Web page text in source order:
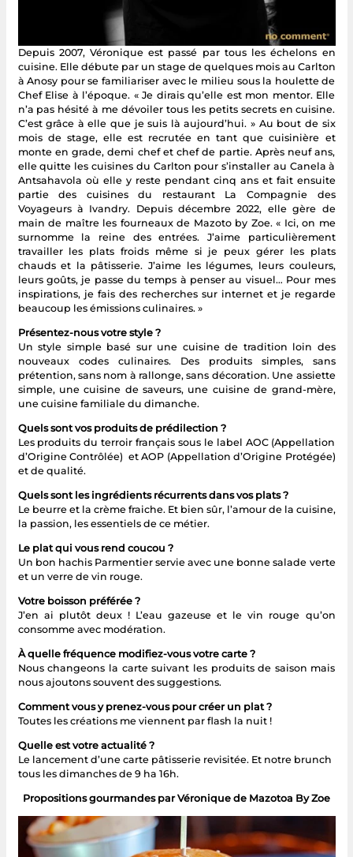
Depuis 2007, Véronique est passé par tous les échelons en
cuisine. Elle débute par un stage de quelques mois au Carlton
à Anosy pour se familiariser avec le milieu sous la houlette de
Chef Elise à l’époque. « Je dirais qu’elle est mon mentor. Elle
n’a pas hésité à me dévoiler tous les petits secrets en cuisine.
C’est grâce à elle que je suis là aujourd’hui. » Au bout de six
mois de stage, elle est recrutée en tant que cuisinière et
monte en grade, demi chef et chef de partie. Après neuf ans,
elle quitte les cuisines du Carlton pour s’installer au Canela à
Antsahavola où elle y reste pendant cinq ans et fait ensuite
partie des cuisines du restaurant La Compagnie des
Voyageurs à Ivandry. Depuis décembre 2022, elle gère de
main de maître les fourneaux de Mazoto by Zoe. « Ici, on me
surnomme la reine des entrées. J’aime particulièrement
travailler les plats froids même si je peux gérer les plats
chauds et la pâtisserie. J’aime les légumes, leurs couleurs,
leurs goûts, je passe du temps à penser au visuel… Pour mes
inspirations, je fais des recherches sur internet et je regarde
beaucoup les émissions culinaires. »
Présentez-nous votre style ?
Un style simple basé sur une cuisine de tradition loin des
nouveaux codes culinaires. Des produits simples, sans
prétention, sans nom à rallonge, sans décoration. Une assiette
simple, une cuisine de saveurs, une cuisine de grand-mère,
une cuisine familiale du dimanche.
Quels sont vos produits de prédilection ?
Les produits du terroir français sous le label AOC (Appellation
d’Origine Contrôlée) et AOP (Appellation d’Origine Protégée)
et de qualité.
Quels sont les ingrédients récurrents dans vos plats ?
Le beurre et la crème fraiche. Et bien sûr, l’amour de la cuisine,
la passion, les essentiels de ce métier.
Le plat qui vous rend coucou ?
Un bon hachis Parmentier servie avec une bonne salade verte
et un verre de vin rouge.
Votre boisson préférée ?
J’en ai plutôt deux ! L’eau gazeuse et le vin rouge qu’on
consomme avec modération.
À quelle fréquence modifiez-vous votre carte ?
Nous changeons la carte suivant les produits de saison mais
nous ajoutons souvent des suggestions.
Comment vous y prenez-vous pour créer un plat ?
Toutes les créations me viennent par flash la nuit !
Quelle est votre actualité ?
Le lancement d’une carte pâtisserie revisitée. Et notre brunch
tous les dimanches de 9 ha 16h.
Propositions gourmandes par Véronique de Mazotoa By Zoe